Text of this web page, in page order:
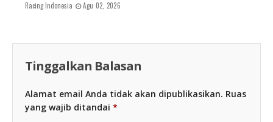
Racing Indonesia Agu 02, 2026
Tinggalkan Balasan
Alamat email Anda tidak akan dipublikasikan. Ruas
yang wajib ditandai *